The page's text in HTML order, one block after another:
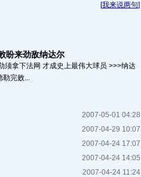
[我来说两句]
盼来劲敌纳达尔
须拿下法网 才成史上最伟大球员 >>>纳达
勒完败...
2007-05-01 04:28
2007-04-29 10:07
2007-04-24 17:07
2007-04-24 14:05
2007-04-24 11:24